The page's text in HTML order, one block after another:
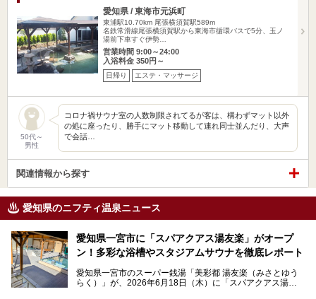
愛知県 / 東海市元浜町
東浦駅10.70km 尾張横須賀駅589m
名鉄常滑線尾張横須賀駅から東海市循環バスで5分、玉ノ
湯前下車すぐ伊勢…
営業時間 9:00～24:00
入浴料金 350円～
日帰り エステ・マッサージ
50代～
男性
コロナ禍サウナ室の人数制限されてるが客は、構わずマット以外
の処に座ったり、勝手にマット移動して連れ同士並んだり、大声
で会話…
関連情報から探す
愛知県のニフティ温泉ニュース
愛知県一宮市に「スパアクアス湯友楽」がオープ
ン！多彩な浴槽やスタジアムサウナを徹底レポート
愛知県一宮市のスーパー銭湯「美彩都 湯友楽（みさとゆう
らく）」が、2026年6月18日（木）に「スパアクアス湯友